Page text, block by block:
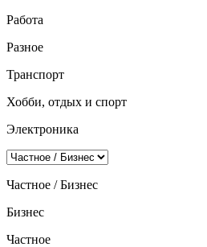
Работа
Разное
Транспорт
Хобби, отдых и спорт
Электроника
Частное / Бизнес
Бизнес
Частное